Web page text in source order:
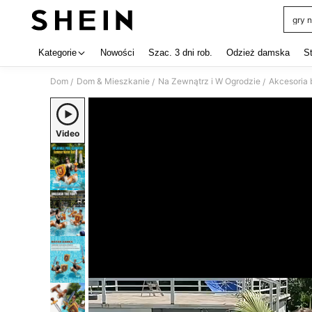
gry
Kategorie Nowości Szac. 3 dni rob. Odzież damska
Dom / Dom & Mieszkanie / Na Zewnątrz i W Ogrodzie / Akcesoria
Video